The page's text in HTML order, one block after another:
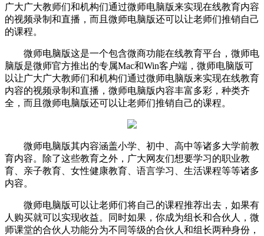
广大广大教师们和机构们通过微师电脑版来实现在线教育内容
的视频录制和直播，而且微师电脑版还可以让老师们推销自己
的课程。
微师电脑版这是一个包含微商功能在线教育平台，微师电
脑版是微师官方推出的专属Mac和Win客户端，微师电脑版可
以让广大广大教师们和机构们通过微师电脑版来实现在线教育
内容的视频录制和直播，微师电脑版内容丰富多彩，种类齐
全，而且微师电脑版还可以让老师们推销自己的课程。
微师电脑版其内容涵盖小学、初中、高中等诸多大学前教
育内容。除了这些教育之外，广大网友们想要学习的职业教
育、亲子教育、女性健康教育、语言学习、生活课程等等诸多
内容。
微师电脑版可以让老师们将自己的课程推荐出去，如果有
人购买就可以实现收益。同时如果，你成为组长和合伙人，微
师课堂的合伙人功能分为不同等级的合伙人和组长两种身份，